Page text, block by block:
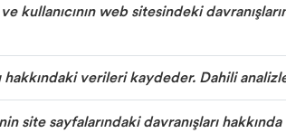
kullanıcının web sitesindeki
verileri kaydeder. Dahili
site sayfalarındaki davranışları